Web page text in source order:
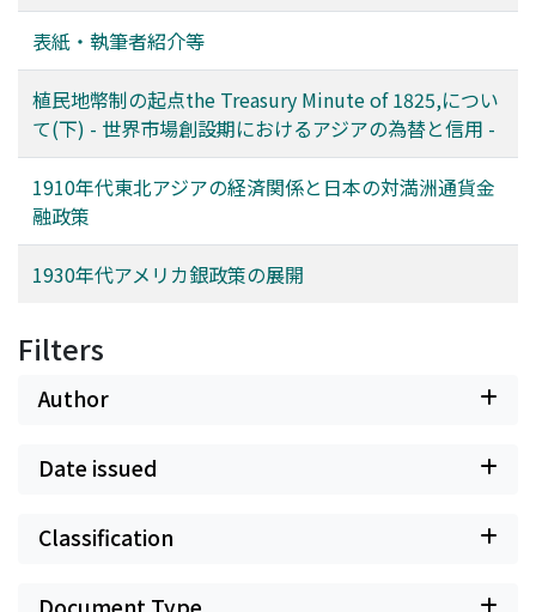
表紙・執筆者紹介等
植民地幣制の起点the Treasury Minute of 1825,につい
て(下) - 世界市場創設期におけるアジアの為替と信用 -
1910年代東北アジアの経済関係と日本の対満洲通貨金
融政策
1930年代アメリカ銀政策の展開
Filters
Author
Date issued
Classification